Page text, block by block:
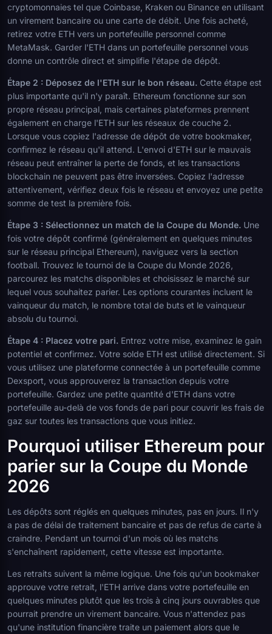
cryptomonnaies tel que Coinbase, Kraken ou Binance en utilisant
un virement bancaire ou une carte de débit. Une fois acheté,
retirez votre ETH vers un portefeuille personnel comme
MetaMask. Garder l'ETH dans un portefeuille personnel vous
donne un contrôle direct et simplifie l'étape de dépôt.
Étape 2 : Déposez de l'ETH sur le bon réseau. Cette étape est
plus importante qu'il n'y paraît. Ethereum fonctionne sur son
propre réseau principal, mais certaines plateformes prennent
également en charge l'ETH sur les réseaux de couche 2.
Lorsque vous copiez l'adresse de dépôt de votre bookmaker,
confirmez le réseau qu'il attend. L'envoi d'ETH sur le mauvais
réseau peut entraîner la perte de fonds, et les transactions
blockchain ne peuvent pas être inversées. Copiez l'adresse
attentivement, vérifiez deux fois le réseau et envoyez une petite
somme de test la première fois.
Étape 3 : Sélectionnez un match de la Coupe du Monde. Une
fois votre dépôt confirmé (généralement en quelques minutes
sur le réseau principal Ethereum), naviguez vers la section
football. Trouvez le tournoi de la Coupe du Monde 2026,
parcourez les matchs disponibles et choisissez le marché sur
lequel vous souhaitez parier. Les options courantes incluent le
vainqueur du match, le nombre total de buts et le vainqueur
absolu du tournoi.
Étape 4 : Placez votre pari. Entrez votre mise, examinez le gain
potentiel et confirmez. Votre solde ETH est utilisé directement. Si
vous utilisez une plateforme connectée à un portefeuille comme
Dexsport, vous approuverez la transaction depuis votre
portefeuille. Gardez une petite quantité d'ETH dans votre
portefeuille au-delà de vos fonds de pari pour couvrir les frais de
gaz sur toutes les transactions que vous initiez.
Pourquoi utiliser Ethereum pour
parier sur la Coupe du Monde
2026
Les dépôts sont réglés en quelques minutes, pas en jours. Il n'y
a pas de délai de traitement bancaire et pas de refus de carte à
craindre. Pendant un tournoi d'un mois où les matchs
s'enchaînent rapidement, cette vitesse est importante.
Les retraits suivent la même logique. Une fois qu'un bookmaker
approuve votre retrait, l'ETH arrive dans votre portefeuille en
quelques minutes plutôt que les trois à cinq jours ouvrables que
pourrait prendre un virement bancaire. Vous n'attendez pas
qu'une institution financière traite un paiement alors que le